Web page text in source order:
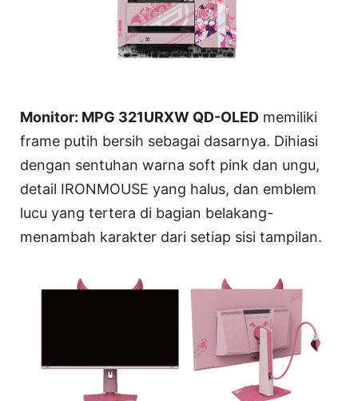
Monitor: MPG 321URXW QD-OLED memiliki
frame putih bersih sebagai dasarnya. Dihiasi
dengan sentuhan warna soft pink dan ungu,
detail IRONMOUSE yang halus, dan emblem
lucu yang tertera di bagian belakang-
menambah karakter dari setiap sisi tampilan.